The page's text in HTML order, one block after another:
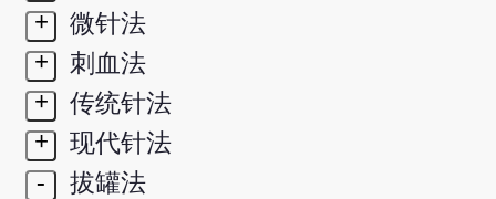
+
微针法
+
刺血法
+
传统针法
+
现代针法
-
拔罐法